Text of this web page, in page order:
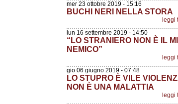
mer 23 ottobre 2019 - 15:16
BUCHI NERI NELLA STORA
leggi
lun 16 settembre 2019 - 14:50
“LO STRANIERO NON È IL
NEMICO”
leggi
gio 06 giugno 2019 - 07:48
LO STUPRO È VILE
NON È UNA MALATTIA
leggi